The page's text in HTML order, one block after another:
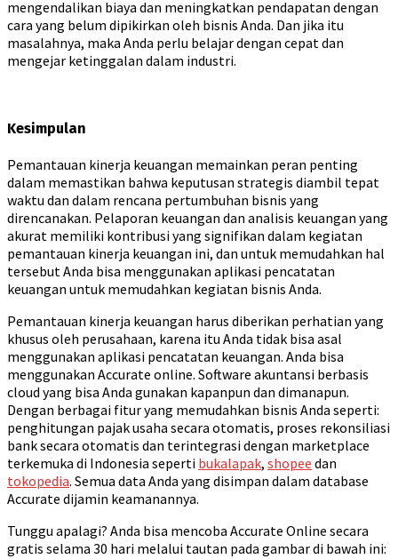
mengendalikan biaya dan meningkatkan pendapatan dengan
cara yang belum dipikirkan oleh bisnis Anda. Dan jika itu
masalahnya, maka Anda perlu belajar dengan cepat dan
mengejar ketinggalan dalam industri.
Kesimpulan
Pemantauan kinerja keuangan memainkan peran penting
dalam memastikan bahwa keputusan strategis diambil tepat
waktu dan dalam rencana pertumbuhan bisnis yang
direncanakan. Pelaporan keuangan dan analisis keuangan yang
akurat memiliki kontribusi yang signifikan dalam kegiatan
pemantauan kinerja keuangan ini, dan untuk memudahkan hal
tersebut Anda bisa menggunakan aplikasi pencatatan
keuangan untuk memudahkan kegiatan bisnis Anda.
Pemantauan kinerja keuangan harus diberikan perhatian yang
khusus oleh perusahaan, karena itu Anda tidak bisa asal
menggunakan aplikasi pencatatan keuangan. Anda bisa
menggunakan Accurate online. Software akuntansi berbasis
cloud yang bisa Anda gunakan kapanpun dan dimanapun.
Dengan berbagai fitur yang memudahkan bisnis Anda seperti:
penghitungan pajak usaha secara otomatis, proses rekonsiliasi
bank secara otomatis dan terintegrasi dengan marketplace
terkemuka di Indonesia seperti bukalapak, shopee dan
tokopedia. Semua data Anda yang disimpan dalam database
Accurate dijamin keamanannya.
Tunggu apalagi? Anda bisa mencoba Accurate Online secara
gratis selama 30 hari melalui tautan pada gambar di bawah ini: